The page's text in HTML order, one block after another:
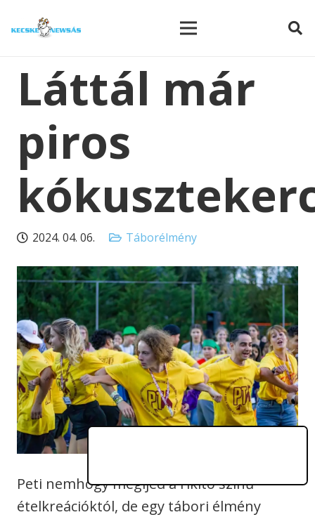
Láttál már
piros
2024. 04. 06. Táborélmény
Peti nemhogy megijed a rikító színű
ételkreációktól, de egy tábori élmény